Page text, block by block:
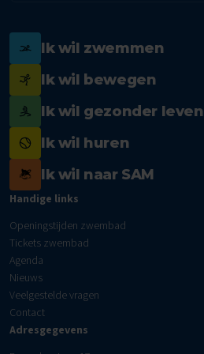
Ik wil zwemmen
Ik wil bewegen
Ik wil gezonder leven
Ik wil huren
Ik wil naar SAM
Handige links
Openingstijden zwembad
Tickets zwembad
Agenda
Nieuws
Veelgestelde vragen
Contact
Adresgegevens